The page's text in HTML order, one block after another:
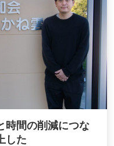
時間の削減につな
した